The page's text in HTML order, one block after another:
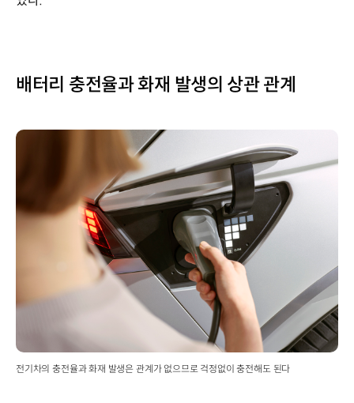
배터리 충전율과 화재 발생의 상관 관계
전기차의 충전율과 화재 발생은 관계가 없으므로 걱정없이 충전해도 된다